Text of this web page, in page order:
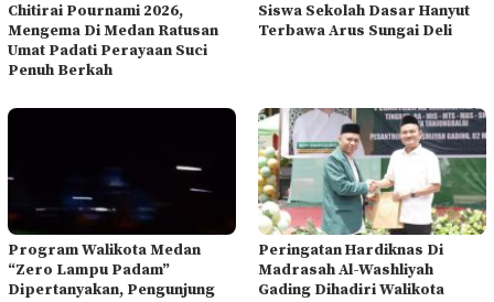
Chitirai Pournami 2026,
Mengema Di Medan Ratusan
Umat Padati Perayaan Suci
Penuh Berkah
Siswa Sekolah Dasar Hanyut
Terbawa Arus Sungai Deli
Program Walikota Medan
“Zero Lampu Padam”
Dipertanyakan, Pengunjung
Peringatan Hardiknas Di
Madrasah Al-Washliyah
Gading Dihadiri Walikota